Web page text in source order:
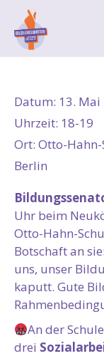
Datum: 13. Mai
Uhrzeit: 18-19
Ort: Otto-Hahn-
Berlin
Uhr beim
Otto-Hahn-
Botschaft an
uns, unser
kaputt. Gute
An der
drei